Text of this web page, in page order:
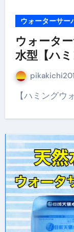
ウォーターサー
ウォータ
水型【ハミ
【ハミン